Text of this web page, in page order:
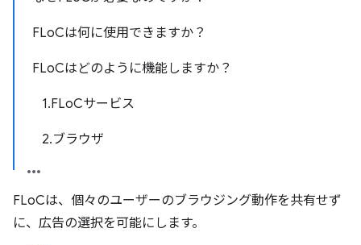
FLoCは何に使用できますか？
FLoCはどのように機能しますか？
1.FLoCサービス
2.ブラウザ
FLoCは、個々のユーザーのブラウジング動作を共有せず
に、広告の選択を可能にします。